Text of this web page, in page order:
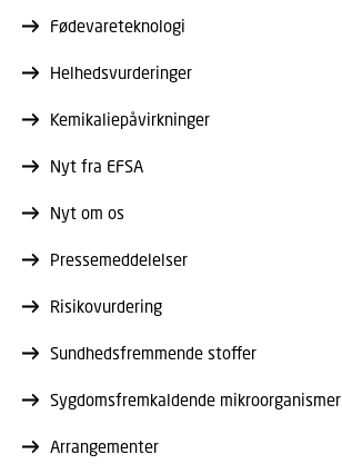
Fødevareteknologi
Helhedsvurderinger
Kemikaliepåvirkninger
Nyt fra EFSA
Nyt om os
Pressemeddelelser
Risikovurdering
Sundhedsfremmende stoffer
Sygdomsfremkaldende mikroorganismer
Arrangementer